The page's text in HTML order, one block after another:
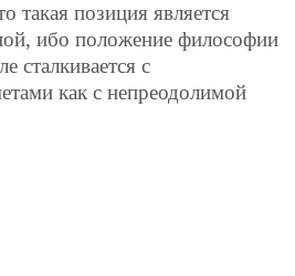
такая позиция является
ибо положение философии
сталкивается с
как с непреодолимой